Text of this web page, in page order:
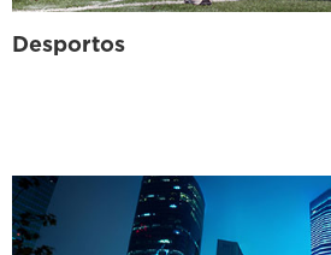
Desportos